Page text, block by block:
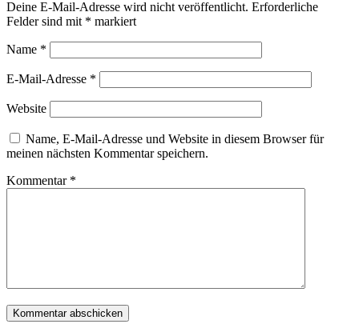
Deine E-Mail-Adresse wird nicht veröffentlicht. Erforderliche
Felder sind mit * markiert
Name *
E-Mail-Adresse *
Website
Name, E-Mail-Adresse und Website in diesem Browser für
meinen nächsten Kommentar speichern.
Kommentar *